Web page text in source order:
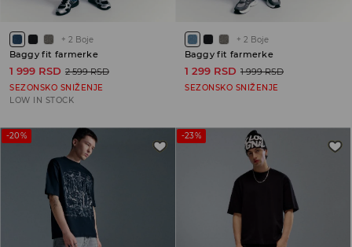
+ 2 Boje
Baggy fit farmerke
1 999 RSD 2 599 RSD
SEZONSKO SNIŽENJE
LOW IN STOCK
+ 2 Boje
Baggy fit farmerke
1 299 RSD 1 999 RSD
SEZONSKO SNIŽENJE
-20% -23%